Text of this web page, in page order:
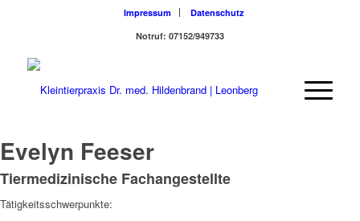
Impressum
Datenschutz
Notruf: 07152/949733
Evelyn Feeser
Tiermedizinische Fachangestellte
Tätigkeitsschwerpunkte: